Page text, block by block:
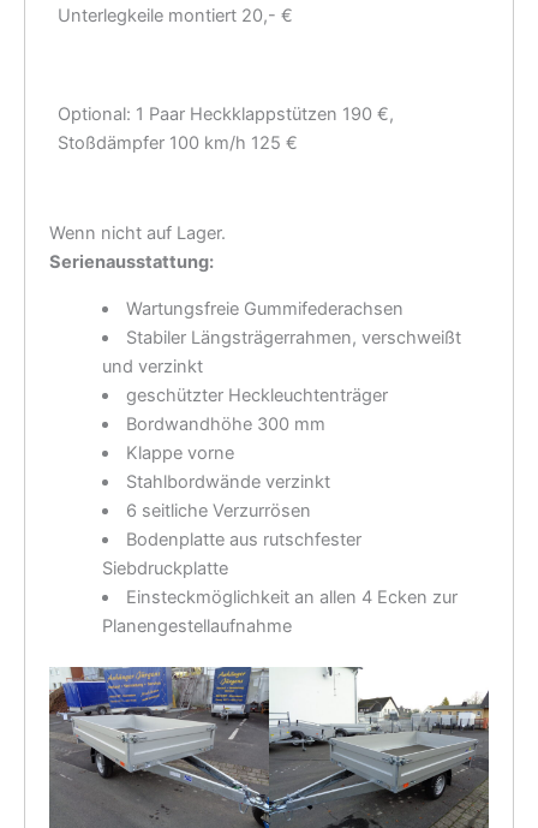
Unterlegkeile montiert 20,- €
Optional: 1 Paar Heckklappstützen 190 €,
Stoßdämpfer 100 km/h 125 €
Wenn nicht auf Lager.
Serienausstattung:
Wartungsfreie Gummifederachsen
Stabiler Längsträgerrahmen, verschweißt
und verzinkt
geschützter Heckleuchtenträger
Bordwandhöhe 300 mm
Klappe vorne
Stahlbordwände verzinkt
6 seitliche Verzurrösen
Bodenplatte aus rutschfester
Siebdruckplatte
Einsteckmöglichkeit an allen 4 Ecken zur
Planengestellaufnahme